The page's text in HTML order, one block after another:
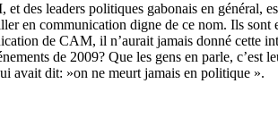
des leaders politiques gabonais en général,
en communication digne de ce nom. Ils sont
de CAM, il n’aurait jamais donné cette
de 2009? Que les gens en parle,
avait dit: »on ne meurt jamais en politique ».